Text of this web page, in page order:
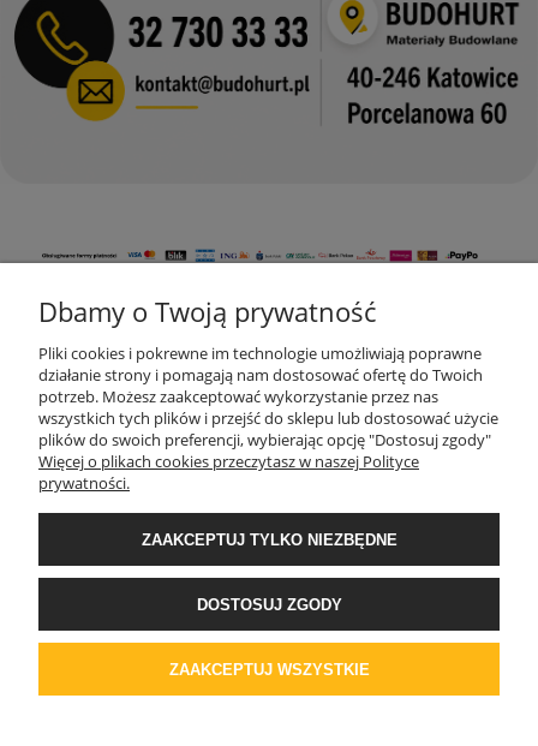
KONTAKT
MOJE KONTO
DOSTAWA I PŁATNOŚĆ
REGULAMINY
Dbamy o Twoją prywatność
Pliki cookies i pokrewne im technologie umożliwiają poprawne
działanie strony i pomagają nam dostosować ofertę do Twoich
potrzeb. Możesz zaakceptować wykorzystanie przez nas
wszystkich tych plików i przejść do sklepu lub dostosować użycie
plików do swoich preferencji, wybierając opcję "Dostosuj zgody"
Więcej o plikach cookies przeczytasz w naszej Polityce
prywatności.
ZAAKCEPTUJ TYLKO NIEZBĘDNE
DOSTOSUJ ZGODY
ZAAKCEPTUJ WSZYSTKIE